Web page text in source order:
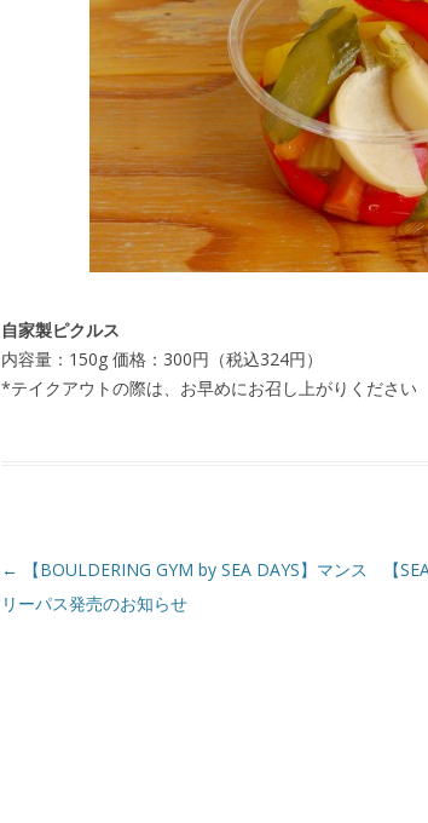
自家製ピクルス
内容量：150g 価格：300円（税込324円）
*テイクアウトの際は、お早めにお召し上がりください
←
【BOULDERING GYM by SEA DAYS】マンス
リーパス発売のお知らせ
【